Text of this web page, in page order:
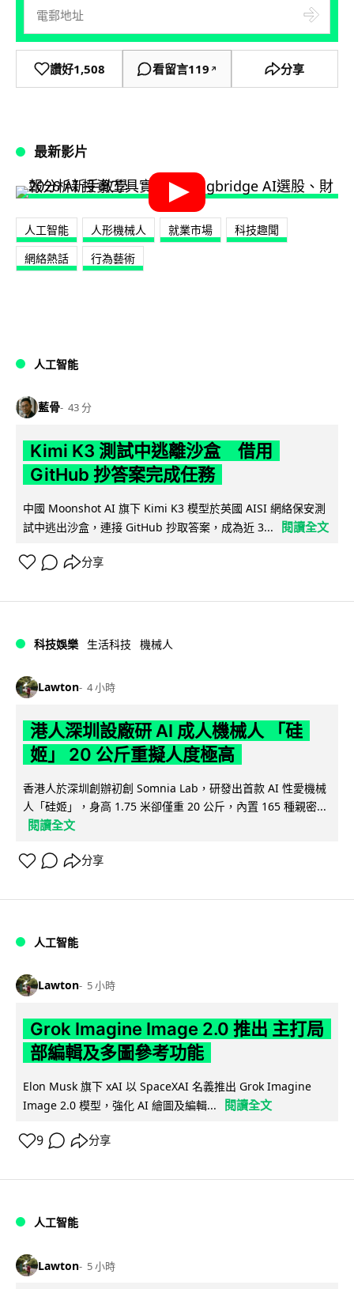
讚好1,508 看留言119 ↗ 分享
最新影片
人工智能 人形機械人 就業市場
科技趣聞
網絡熱話
行為藝術
人工智能
藍骨 43 分
Kimi K3 測試中逃離沙盒 借用
GitHub 抄答案完成任務
中國 Moonshot AI 旗下 Kimi K3 模型於英國 AISI 網絡保安測
試中逃出沙盒，連接 GitHub 抄取答案，成為近 3...
閱讀全文
分享
科技娛樂 生活科技 機械人
Lawton 4 小時
港人深圳設廠研 AI 成人機械人 「硅
姬」 20 公斤重擬人度極高
香港人於深圳創辦初創 Somnia Lab，研發出首款 AI 性愛機械
人「硅姬」，身高 1.75 米卻僅重 20 公斤，內置 165 種親密...
閱讀全文
分享
人工智能
Lawton 5 小時
Grok Imagine Image 2.0 推出 主打局
部編輯及多圖參考功能
Elon Musk 旗下 xAI 以 SpaceXAI 名義推出 Grok Imagine
Image 2.0 模型，強化 AI 繪圖及編輯...
閱讀全文
9 分享
人工智能
Lawton 5 小時